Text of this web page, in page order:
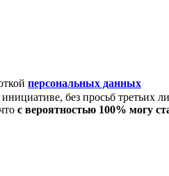
персональных данных
без просьб третьих
с вероятностью 100% могу